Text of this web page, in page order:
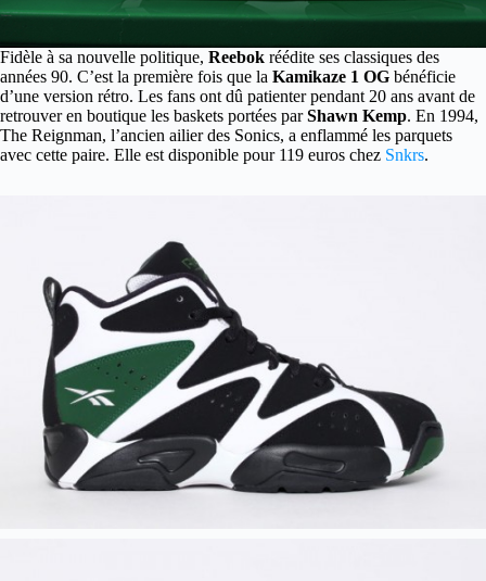
Fidèle à sa nouvelle politique, Reebok réédite ses classiques des
années 90. C’est la première fois que la Kamikaze 1 OG bénéficie
d’une version rétro. Les fans ont dû patienter pendant 20 ans avant de
retrouver en boutique les baskets portées parShawn Kemp. En 1994,
The Reignman, l’ancien ailier des Sonics, a enflammé les parquets
avec cette paire. Elle est disponible pour 119 euros chez Snkrs.